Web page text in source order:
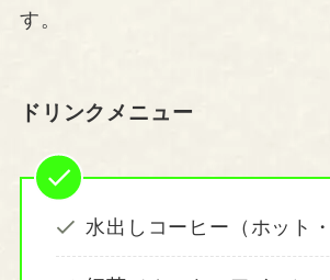
す。
ドリンクメニュー
水出しコーヒー（ホット